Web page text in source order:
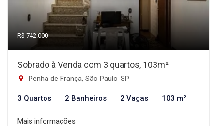
R$ 742.000
Sobrado à Venda com 3 quartos, 103m²
Penha de França, São Paulo-SP
3 Quartos 2 Banheiros 2 Vagas 103 m²
Mais informações